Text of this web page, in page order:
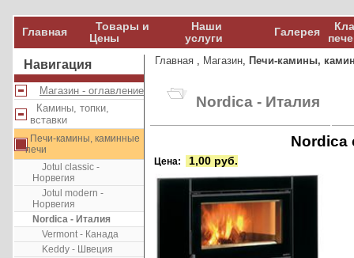
Главная
Товары и
Цены
Наши
услуги
Галерея
Навигация
Магазин - оглавление
Камины, топки,
вставки
Печи-камины, каминные
печи
Jotul classic -
Норвегия
Jotul modern -
Норвегия
Nordica - Италия
Vermont - Канада
Keddy - Швеция
Главная , Магазин, Печи-камины,
Nordica - Италия
Nordica
Цена: 1,00 руб.